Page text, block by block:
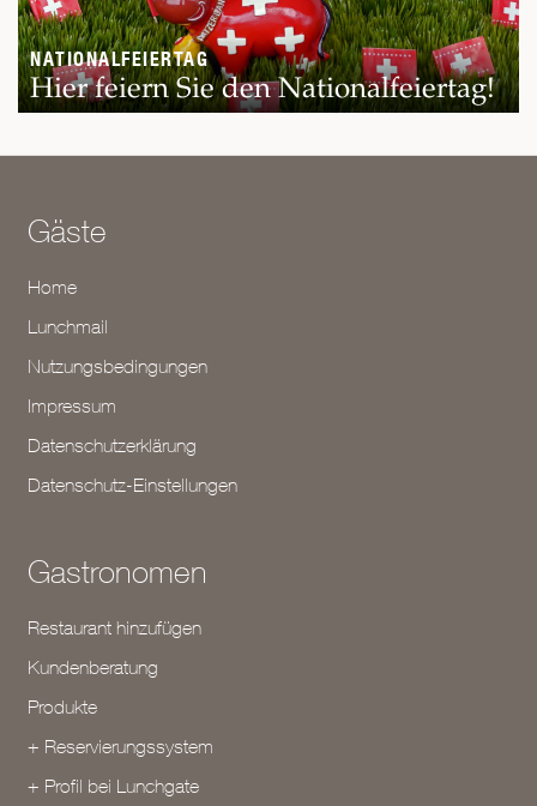
NATIONALFEIERTAG
Hier feiern Sie den Nationalfeiertag!
Gäste
Home
Lunchmail
Nutzungsbedingungen
Impressum
Datenschutzerklärung
Datenschutz-Einstellungen
Gastronomen
Restaurant hinzufügen
Kundenberatung
Produkte
+ Reservierungssystem
+ Profil bei Lunchgate